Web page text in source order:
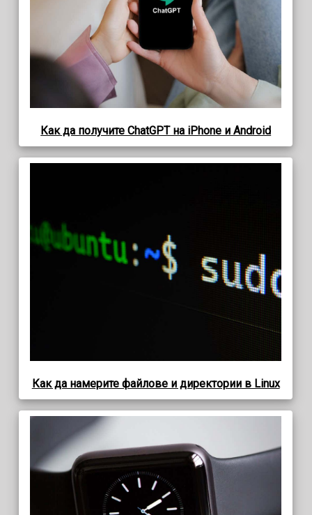
Как да получите ChatGPT на iPhone и Android
Как да намерите файлове и директории в Linux